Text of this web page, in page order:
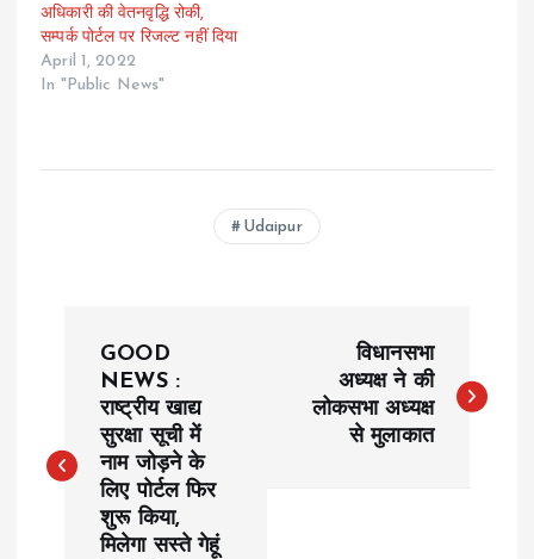
अधिकारी की वेतनवृद्धि रोकी,
सम्पर्क पोर्टल पर रिजल्ट नहीं दिया
April 1, 2022
In "Public News"
Udaipur
s
GOOD
NEWS :
राष्ट्रीय खाद्य
सुरक्षा सूची में
नाम जोड़ने के
लिए पोर्टल फिर
शुरू किया,
मिलेगा सस्ते गेहूं
विधानसभा
अध्यक्ष ने की
लोकसभा अध्यक्ष
से मुलाकात